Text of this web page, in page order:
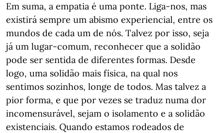
Em suma, a empatia é uma ponte. Liga-nos, mas
existirá sempre um abismo experiencial, entre os
mundos de cada um de nós. Talvez por isso, seja
já um lugar-comum, reconhecer que a solidão
pode ser sentida de diferentes formas. Desde
logo, uma solidão mais física, na qual nos
sentimos sozinhos, longe de todos. Mas talvez a
pior forma, e que por vezes se traduz numa dor
incomensurável, sejam o isolamento e a solidão
existenciais. Quando estamos rodeados de